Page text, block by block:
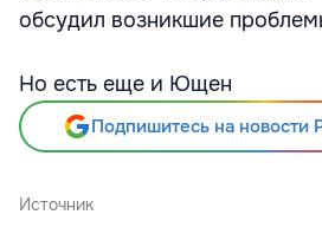
обсудил возникшие
Но есть еще и Ющен
Подпишитесь на новости
Источник